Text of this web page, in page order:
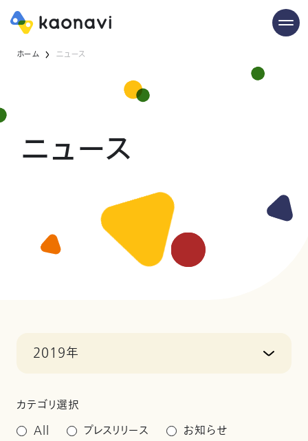
ホーム ニュース
ニュース
2019年
カテゴリ選択
All
プレスリリース お知らせ